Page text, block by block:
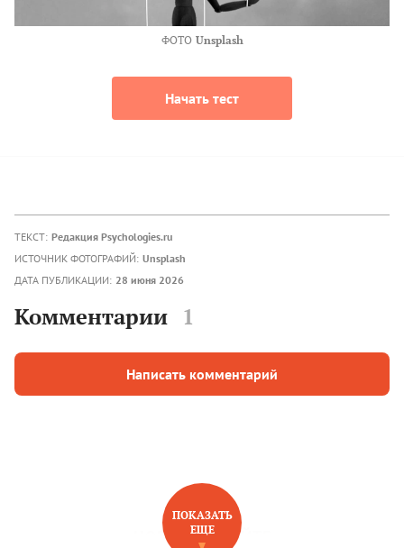
ФОТО Unsplash
Начать тест
ТЕКСТ: Редакция Psychologies.ru
ИСТОЧНИК ФОТОГРАФИЙ: Unsplash
ДАТА ПУБЛИКАЦИИ: 28 июня 2026
Комментарии 1
Написать комментарий
НОВОЕ НА САЙТЕ
ПОКАЗАТЬ
ЕЩЕ